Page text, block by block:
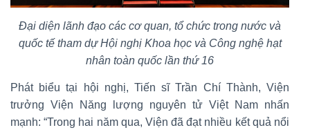
Đại diện lãnh đạo các cơ quan, tổ chức trong nước và
quốc tế tham dự Hội nghị Khoa học và Công nghệ hạt
nhân toàn quốc lần thứ 16
Phát biểu tại hội nghị, Tiến sĩ Trần Chí Thành, Viện
trưởng Viện Năng lượng nguyên tử Việt Nam nhấn
mạnh: “Trong hai năm qua, Viện đã đạt nhiều kết quả nổi